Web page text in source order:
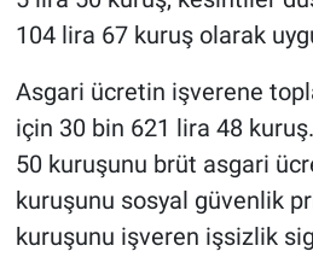
104 lira 67 kuruş olarak
Asgari ücretin işverene
için 30 bin 621 lira 48
50 kuruşunu brüt asgari
kuruşunu sosyal güvenlik
kuruşunu işveren işsizlik